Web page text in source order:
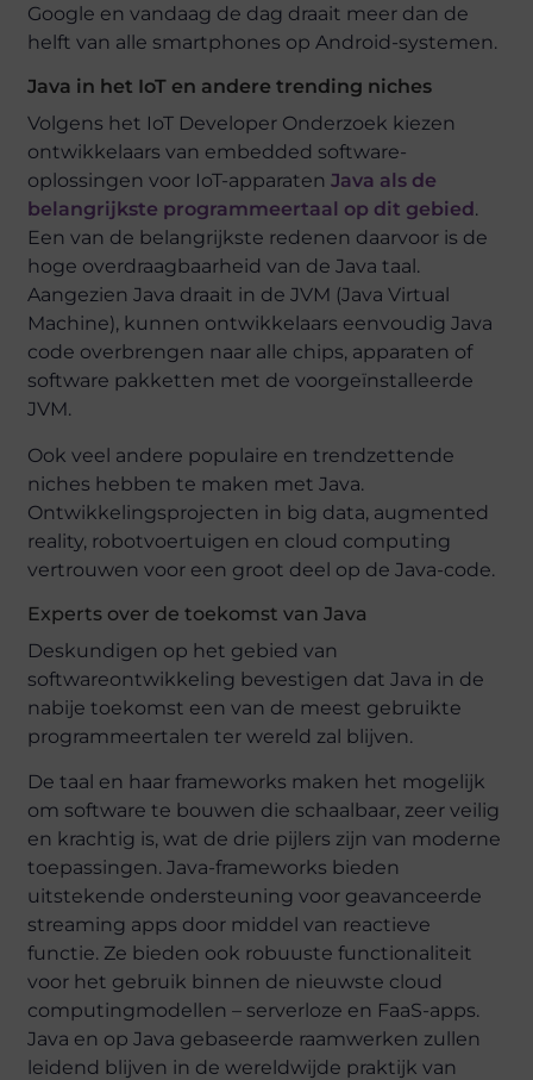
Google en vandaag de dag draait meer dan de
helft van alle smartphones op Android-systemen.
Java in het IoT en andere trending niches
Volgens het IoT Developer Onderzoek kiezen
ontwikkelaars van embedded software-
oplossingen voor IoT-apparatenJava als de
belangrijkste programmeertaal op dit gebied .
Een van de belangrijkste redenen daarvoor is de
hoge overdraagbaarheid van de Java taal.
Aangezien Java draait in de JVM (Java Virtual
Machine), kunnen ontwikkelaars eenvoudig Java
code overbrengen naar alle chips, apparaten of
software pakketten met de voorgeïnstalleerde
JVM.
Ook veel andere populaire en trendzettende
niches hebben te maken met Java.
Ontwikkelingsprojecten in big data, augmented
reality, robotvoertuigen en cloud computing
vertrouwen voor een groot deel op de Java-code.
Experts over de toekomst van Java
Deskundigen op het gebied van
softwareontwikkeling bevestigen dat Java in de
nabije toekomst een van de meest gebruikte
programmeertalen ter wereld zal blijven.
De taal en haar frameworks maken het mogelijk
om software te bouwen die schaalbaar, zeer veilig
en krachtig is, wat de drie pijlers zijn van moderne
toepassingen. Java-frameworks bieden
uitstekende ondersteuning voor geavanceerde
streaming apps door middel van reactieve
functie. Ze bieden ook robuuste functionaliteit
voor het gebruik binnen de nieuwste cloud
computingmodellen – serverloze en FaaS-apps.
Java en op Java gebaseerde raamwerken zullen
leidend blijven in de wereldwijde praktijk van